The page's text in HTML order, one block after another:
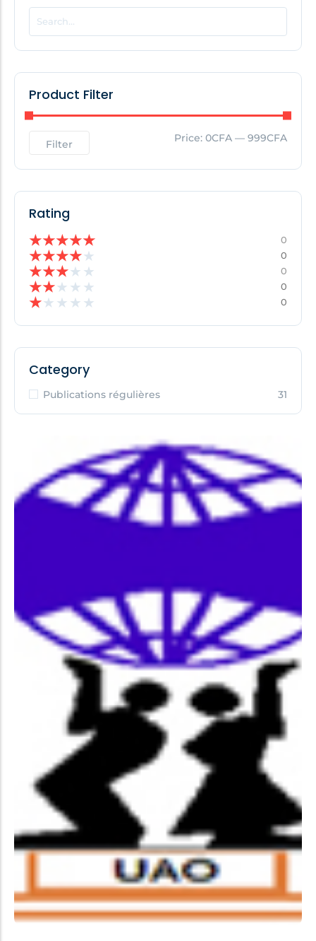
POPULAR THIS WEEK
No Posts Found!
No Posts Found!
Product Filter
Filter Price: 0CFA — 999CFA
Rating
★★★★★ 0
★★★★★ 0
★★★★ ★ 0
★★★ ★ ★ 0
★★ ★ ★ ★ 0
Category
Publications régulières 31